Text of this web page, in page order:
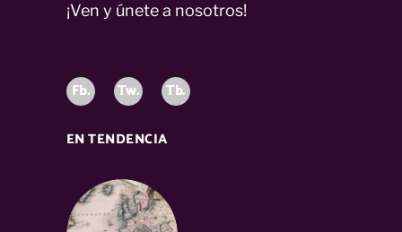
¡Ven y únete a nosotros!
Fb. Tw. Tb.
EN TENDENCIA